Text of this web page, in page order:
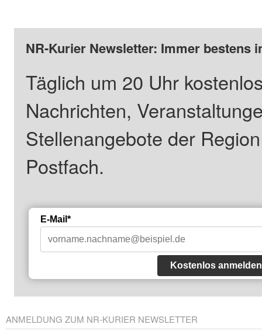
NR-Kurier Newsletter: Immer bestens
Täglich um 20 Uhr
Nachrichten,
Stellenangebote der
Postfach.
E-Mail*
Kostenlos anmelden
ANMELDUNG ZUM NR-KURIER NEWSLETTER